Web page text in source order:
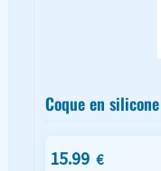
Coque en
15.99 €